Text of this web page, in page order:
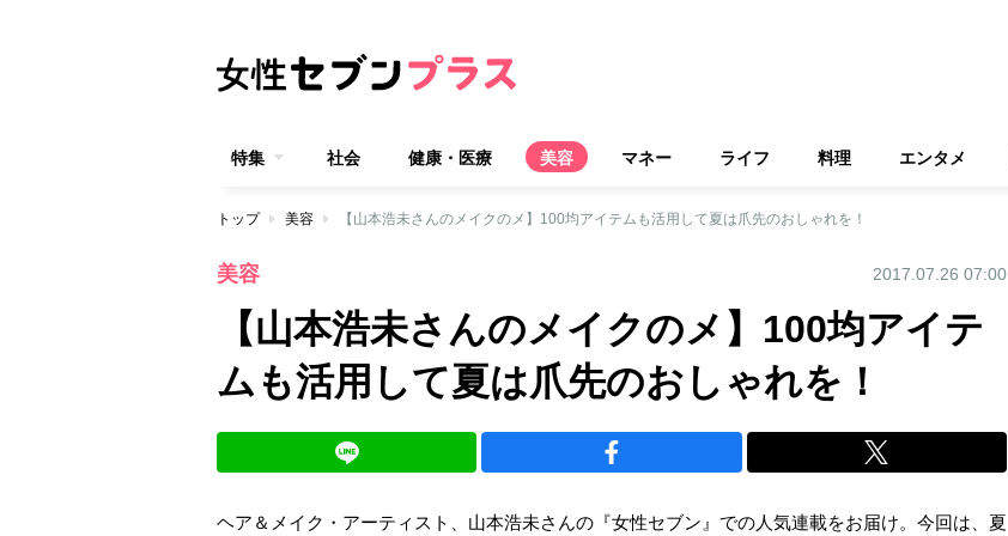
特集 社会 健康・医療 美容 マネー ライフ 料理 エンタメ
トップ 美容 【山本浩未さんのメイクのメ】100均アイテムも活用して夏は爪先のおしゃれを！
美容 2017.07.26 07:00
【山本浩未さんのメイクのメ】100均アイテ
ムも活用して夏は爪先のおしゃれを！
ヘア＆メイク・アーティスト、山本浩未さんの『女性セブン』での人気連載をお届け。今回は、夏